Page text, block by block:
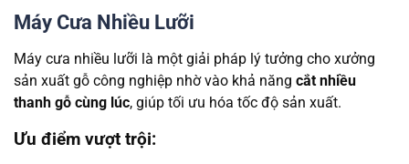
Máy Cưa Nhiều Lưỡi
Máy cưa nhiều lưỡi là một giải pháp lý tưởng cho xưởng
sản xuất gỗ công nghiệp nhờ vào khả năng cắt nhiều
thanh gỗ cùng lúc, giúp tối ưu hóa tốc độ sản xuất.
Ưu điểm vượt trội: